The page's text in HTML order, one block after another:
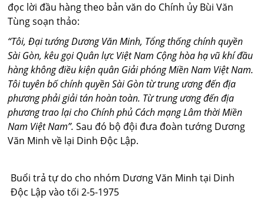
đọc lời đầu hàng theo bản văn do Chính ủy Bùi Văn
Tùng soạn thảo:
“Tôi, Đại tướng Dương Văn Minh, Tổng thống chính quyền
Sài Gòn, kêu gọi Quân lực Việt Nam Cộng hòa hạ vũ khí đầu
hàng không điều kiện quân Giải phóng Miền Nam Việt Nam.
Tôi tuyên bố chính quyền Sài Gòn từ trung ương đến địa
phương phải giải tán hoàn toàn. Từ trung ương đến địa
phương trao lại cho Chính phủ Cách mạng Lâm thời Miền
Nam Việt Nam”.Sau đó bộ đội đưa đoàn tướng Dương
Văn Minh về lại Dinh Độc Lập.
Buổi trả tự do cho nhóm Dương Văn Minh tại Dinh
Độc Lập vào tối 2-5-1975